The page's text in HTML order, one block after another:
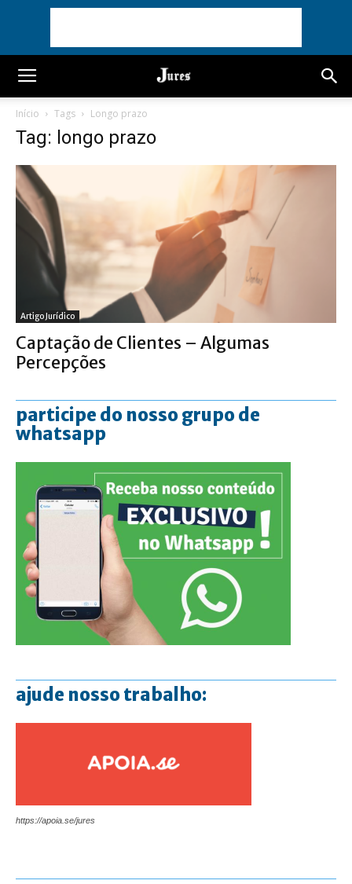
Início Tags Longo prazo
Tag: longo prazo
Artigo Jurídico
Captação de Clientes – Algumas
Percepções
participe do nosso grupo de
whatsapp
ajude nosso trabalho:
https://apoia.se/jures